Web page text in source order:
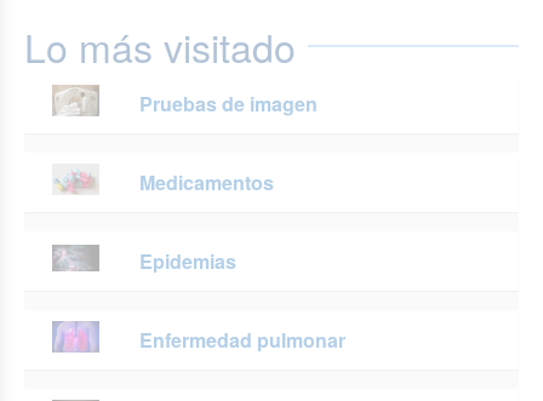
Lo más visitado
Pruebas de imagen
Medicamentos
Epidemias
Enfermedad pulmonar